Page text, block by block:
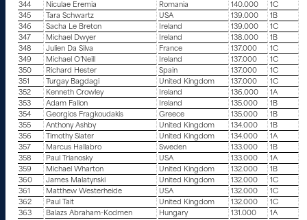
344
Niculae Eremia Romania 140.000
1C
345
Tara Schwartz USA 139.000
1B
346
Sacha Le Breton Ireland 139.000
1C
347
Michael Dwyer Ireland 138.000
1B
348
Julien Da Silva France 137.000
1C
349
Michael O’Neill Ireland 137.000
1C
350
Richard Hester Spain 137.000
1C
351
Turgay Bagdagi United Kingdom 137.000
1C
352
Kenneth Crowley Ireland 136.000
1A
353
Adam Fallon Ireland 135.000
1B
354
Georgios Fragkoudakis Greece 135.000
1B
355
Anthony Ashby United Kingdom 134.000
1B
356
Timothy Slater United Kingdom 134.000
1A
357
Marcus Hallabro Sweden 133.000
1B
358
Paul Trianosky USA 133.000
1A
359
Michael Wharton United Kingdom 132.000
1B
360
James Malatynski United Kingdom 132.000
1C
361
Matthew Westerheide USA 132.000
1C
362
Paul Tait United Kingdom 132.000
1C
363
Balazs Abraham-Kodmen Hungary 131.000
1A